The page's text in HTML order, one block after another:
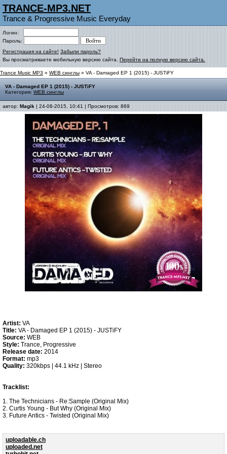
TRANCE-MP3.NET
Trance & Progressive Music Everyday
Логин:
Пароль:
Регистрация на сайте! Забыли пароль?
Вы просматриваете мобильную версию сайта. Перейти на полную версию сайта.
Trance Music MP3 » WEB синглы » VA - Damaged EP 1 (2015) - JUSTiFY
VA - Damaged EP 1 (2015) - JUSTiFY
Категория: WEB синглы
автор: Magik | 24-08-2015, 10:41 | Просмотров: 869
Artist: VA
Title: VA - Damaged EP 1 (2015) - JUSTiFY
Source: WEB
Style: Trance, Progressive
Release date: 2014
Format: mp3
Quality: 320kbps | 44.1 kHz | Stereo
Tracklist:
1. The Technicians - Re:Sample (Original Mix)
2. Curtis Young - But Why (Original Mix)
3. Future Antics - Twisted (Original Mix)
uploadable.ch
uploaded.net